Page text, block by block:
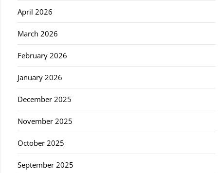
April 2026
March 2026
February 2026
January 2026
December 2025
November 2025
October 2025
September 2025